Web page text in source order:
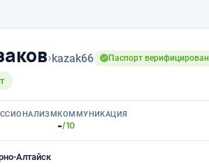
›kazak66 Паспорт верифицирован
КОММУНИКАЦИЯ
-/10
Алтайск